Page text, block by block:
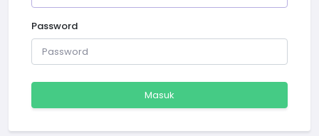
Password
Masuk